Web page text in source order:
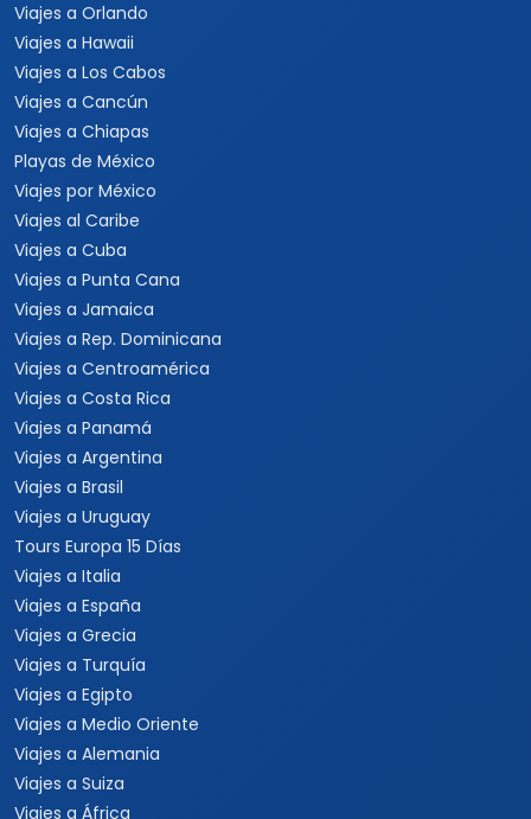
Viajes a Orlando
Viajes a Hawaii
Viajes a Los Cabos
Viajes a Cancún
Viajes a Chiapas
Playas de México
Viajes por México
Viajes al Caribe
Viajes a Cuba
Viajes a Punta Cana
Viajes a Jamaica
Viajes a Rep. Dominicana
Viajes a Centroamérica
Viajes a Costa Rica
Viajes a Panamá
Viajes a Argentina
Viajes a Brasil
Viajes a Uruguay
Tours Europa 15 Días
Viajes a Italia
Viajes a España
Viajes a Grecia
Viajes a Turquía
Viajes a Egipto
Viajes a Medio Oriente
Viajes a Alemania
Viajes a Suiza
Viajes a África